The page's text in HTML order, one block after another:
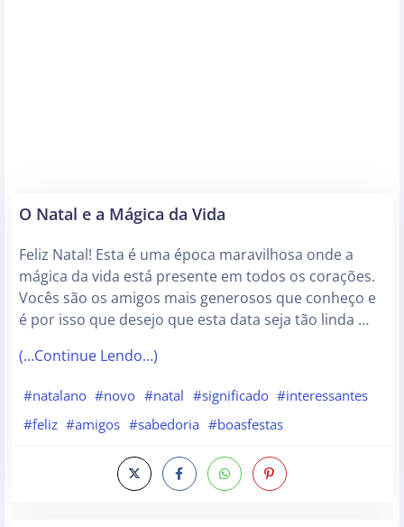
O Natal e a Mágica da Vida
Feliz Natal! Esta é uma época maravilhosa onde a
mágica da vida está presente em todos os corações.
Vocês são os amigos mais generosos que conheço e
é por isso que desejo que esta data seja tão linda …
(…Continue Lendo…)
#natalano #novo #natal #significado #interessantes
#feliz #amigos #sabedoria #boasfestas